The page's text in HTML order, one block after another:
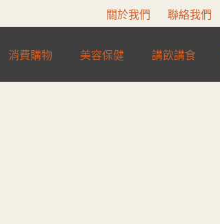
關於我們 聯絡我們
消費購物 美容保健 講飲講食